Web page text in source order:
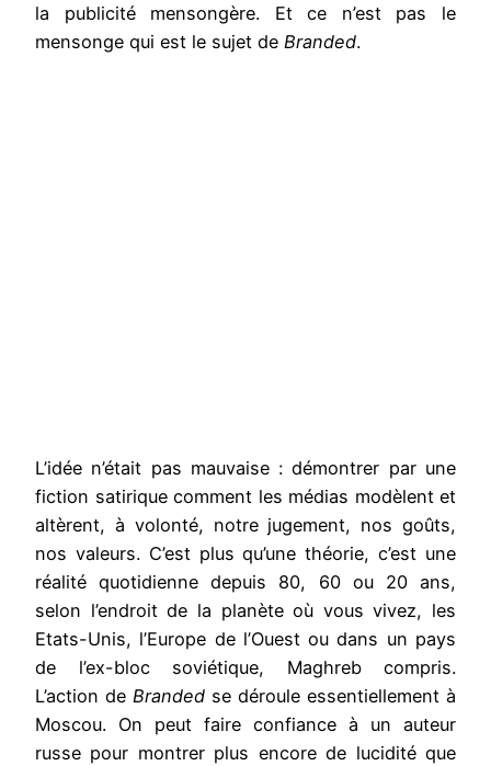
la publicité mensongère. Et ce n’est pas le
mensonge qui est le sujet de Branded.
L’idée n’était pas mauvaise : démontrer par une
fiction satirique comment les médias modèlent et
altèrent, à volonté, notre jugement, nos goûts,
nos valeurs. C’est plus qu’une théorie, c’est une
réalité quotidienne depuis 80, 60 ou 20 ans,
selon l’endroit de la planète où vous vivez, les
Etats-Unis, l’Europe de l’Ouest ou dans un pays
de l’ex-bloc soviétique, Maghreb compris.
L’action de Branded se déroule essentiellement à
Moscou. On peut faire confiance à un auteur
russe pour montrer plus encore de lucidité que